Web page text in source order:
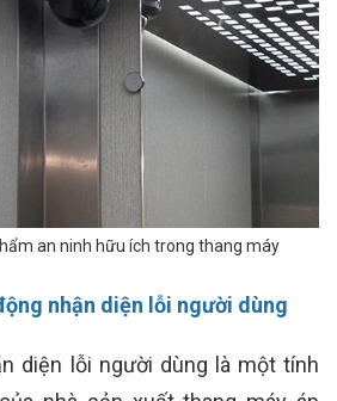
an ninh hữu ích trong thang máy
nhận diện lỗi người dùng
diện lỗi người dùng là một tính